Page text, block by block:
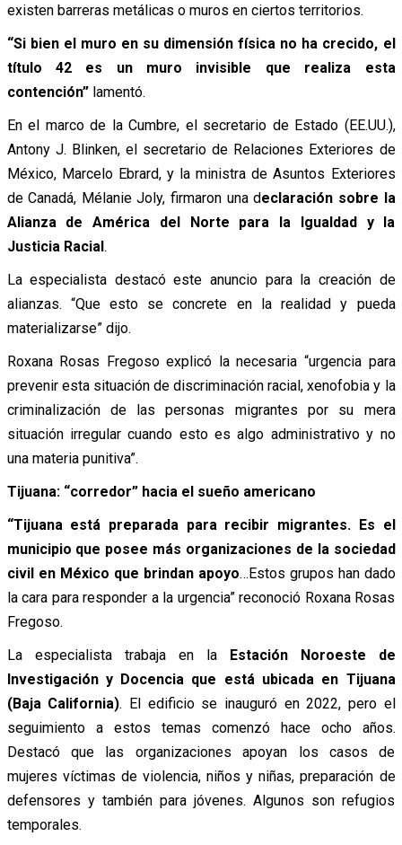
existen barreras metálicas o muros en ciertos territorios.
“Si bien el muro en su dimensión física no ha crecido, el
título 42 es un muro invisible que realiza esta
contención”lamentó.
En el marco de la Cumbre, el secretario de Estado (EE.UU.),
Antony J. Blinken, el secretario de Relaciones Exteriores de
México, Marcelo Ebrard, y la ministra de Asuntos Exteriores
de Canadá, Mélanie Joly, firmaron una declaración sobre la
Alianza de América del Norte para la Igualdad y la
Justicia Racial.
La especialista destacó este anuncio para la creación de
alianzas. “Que esto se concrete en la realidad y pueda
materializarse” dijo.
Roxana Rosas Fregoso explicó la necesaria “urgencia para
prevenir esta situación de discriminación racial, xenofobia y la
criminalización de las personas migrantes por su mera
situación irregular cuando esto es algo administrativo y no
una materia punitiva”.
Tijuana: “corredor” hacia el sueño americano
“Tijuana está preparada para recibir migrantes. Es el
municipio que posee más organizaciones de la sociedad
civil en México que brindan apoyo…Estos grupos han dado
la cara para responder a la urgencia” reconoció Roxana Rosas
Fregoso.
La especialista trabaja en la Estación Noroeste de
Investigación y Docencia que está ubicada en Tijuana
(Baja California). El edificio se inauguró en 2022, pero el
seguimiento a estos temas comenzó hace ocho años.
Destacó que las organizaciones apoyan los casos de
mujeres víctimas de violencia, niños y niñas, preparación de
defensores y también para jóvenes. Algunos son refugios
temporales.